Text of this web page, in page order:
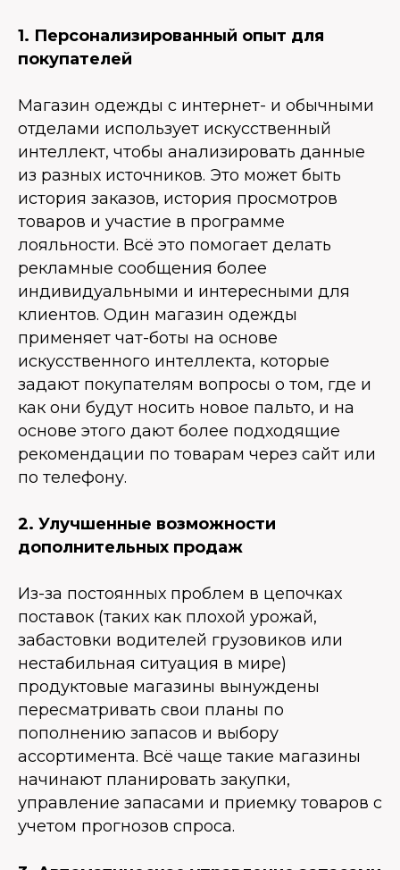
1. Персонализированный опыт для
покупателей
Магазин одежды с интернет- и обычными
отделами использует искусственный
интеллект, чтобы анализировать данные
из разных источников. Это может быть
история заказов, история просмотров
товаров и участие в программе
лояльности. Всё это помогает делать
рекламные сообщения более
индивидуальными и интересными для
клиентов. Один магазин одежды
применяет чат-боты на основе
искусственного интеллекта, которые
задают покупателям вопросы о том, где и
как они будут носить новое пальто, и на
основе этого дают более подходящие
рекомендации по товарам через сайт или
по телефону.
2. Улучшенные возможности
дополнительных продаж
Из-за постоянных проблем в цепочках
поставок (таких как плохой урожай,
забастовки водителей грузовиков или
нестабильная ситуация в мире)
продуктовые магазины вынуждены
пересматривать свои планы по
пополнению запасов и выбору
ассортимента. Всё чаще такие магазины
начинают планировать закупки,
управление запасами и приемку товаров с
учетом прогнозов спроса.